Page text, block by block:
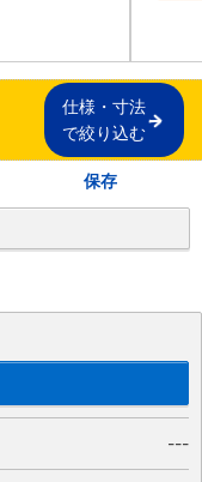
仕様・寸法
で絞り込む
保存
---